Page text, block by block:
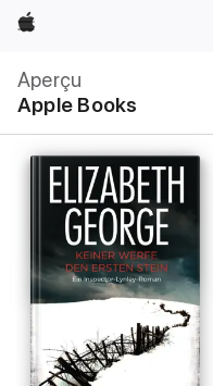
Apple
Aperçu
Apple Books
locale
Ouvrir
menu